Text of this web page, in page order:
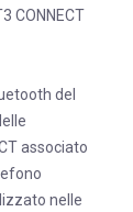
CONNECT
del
associato
nelle